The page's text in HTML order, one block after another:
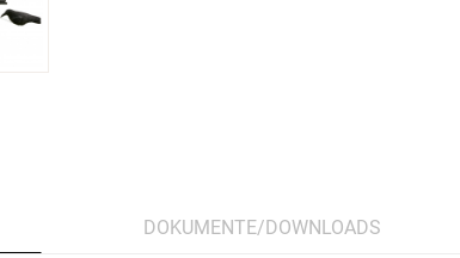
DOKUMENTE/DOWNLOADS